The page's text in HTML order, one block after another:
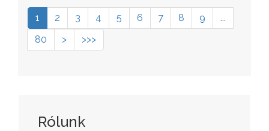
1 2 3 4 5 6 7 8 9
...
80
> >>>
Rólunk